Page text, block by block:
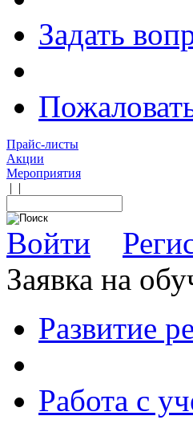
Задать
Прайс-листы
Акции
Мероприятия
| |
Войти
Заявка на
Развитие
Работа с